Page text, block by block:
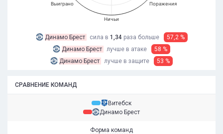
Поражения
Ничьи
Выиграно
Динамо Брест сила в 1,34 раза больше
57,2 %
Динамо Брест
лучше в атаке
58 %
Динамо Брест
лучше в защите 53 %
СРАВНЕНИЕ КОМАНД
Витебск
Динамо Брест
Форма команд